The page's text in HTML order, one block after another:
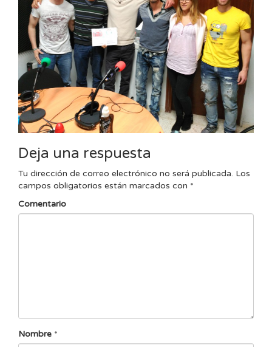
Deja una respuesta
Tu dirección de correo electrónico no será publicada. Los
campos obligatorios están marcados con *
Comentario
Nombre *